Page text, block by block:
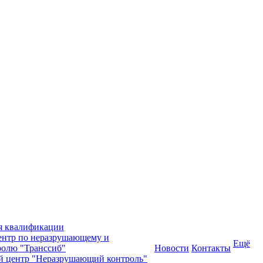
квалификации
по неразрушающему и
"Транссиб"
центр "Неразрушающий контроль"
Новости Контакты Ещё